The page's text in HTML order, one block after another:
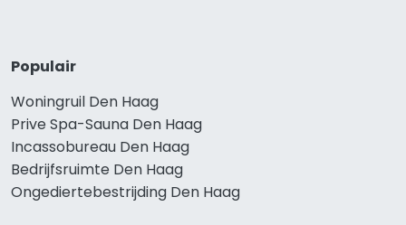
Populair
Woningruil Den Haag
Prive Spa-Sauna Den Haag
Incassobureau Den Haag
Bedrijfsruimte Den Haag
Ongediertebestrijding Den Haag